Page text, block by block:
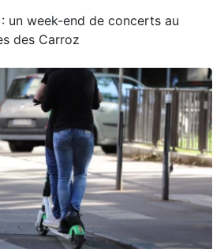
un week-end de concerts au
des Carroz